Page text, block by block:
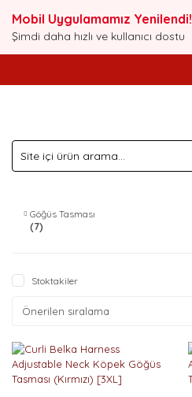
Mobil Uygulamamız Yenilendi!
Şimdi daha hızlı ve kullanıcı dostu
Göğüs Tasması
(7)
Stoktakiler